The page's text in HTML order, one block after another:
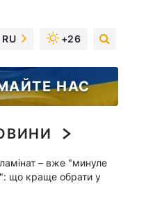
RU +26
НАС
ламінат – вже "минуле
що краще обрати у